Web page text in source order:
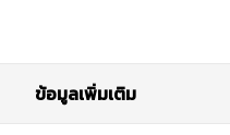
ข้อมูลเพิ่มเติม